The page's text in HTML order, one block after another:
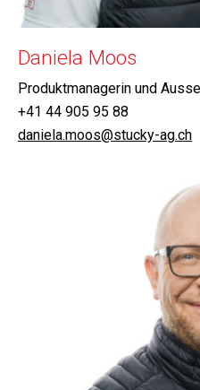
Daniela Moos
Produktmanagerin und
+41 44 905 95 88
daniela.moos@stucky-ag.ch